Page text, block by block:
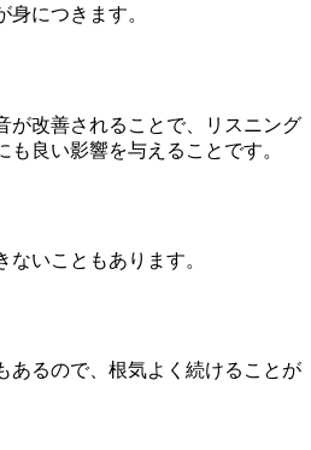
につきます。
が改善されることで、リスニング
良い影響を与えることです。
いこともあります。
あるので、根気よく続けることが